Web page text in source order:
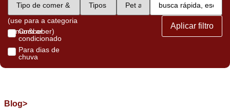
(use para a categoria
comer&beber)
Com ar
condicionado
Para dias de
chuva
Aplicar filtro
Blog>